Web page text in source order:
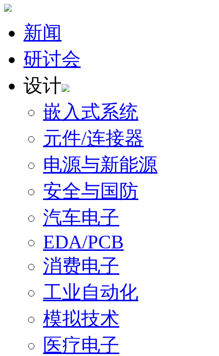
新闻
研讨会
设计
嵌入式系统
元件/连接器
电源与新能源
安全与国防
汽车电子
EDA/PCB
消费电子
工业自动化
模拟技术
医疗电子